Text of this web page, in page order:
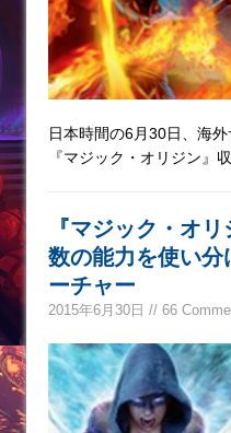
日本時間の6月30日、海
『マジック・オリジン』
『マジック・オ
数の能力を使い分
ーチャー
2015年6月30日 // 66